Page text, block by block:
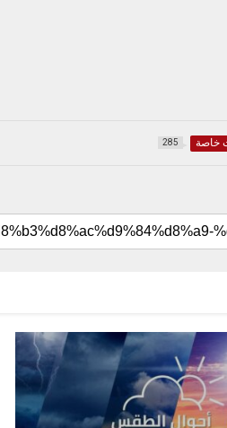
خاصة 285